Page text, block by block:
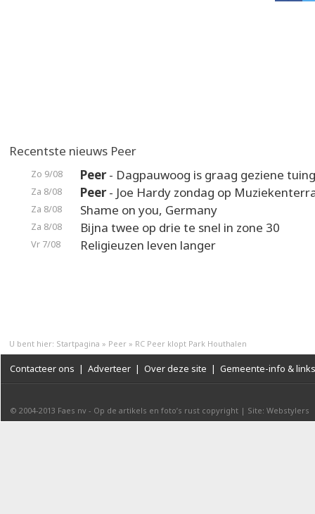
Recentste nieuws Peer
Zo 9/08 Peer- Dagpauwoog is graag geziene
Za 8/08 Peer- Joe Hardy zondag op
Za 8/08 Shame on you, Germany
Za 8/08 Bijna twee op drie te snel in zone 30
Vr 7/08 Religieuzen leven langer
U bent hier: Startpagina » Peer » RC Peer klopt Park Houthalen
Contacteer ons | Adverteer | Over deze site | Gemeente-info & links
© 2004-2013 Faes nv - Op de artikels en foto’s rust copyright | Site: Webstylers